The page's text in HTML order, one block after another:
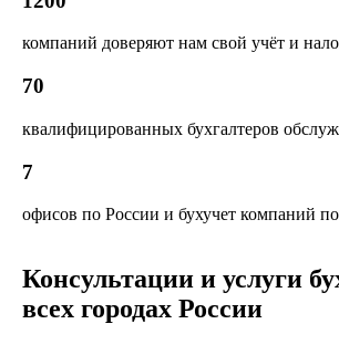
компаний доверяют нам свой учёт и
70
квалифицированных бухгалтеров
7
офисов по России и бухучет компаний
Консультации и услуги
всех городах России